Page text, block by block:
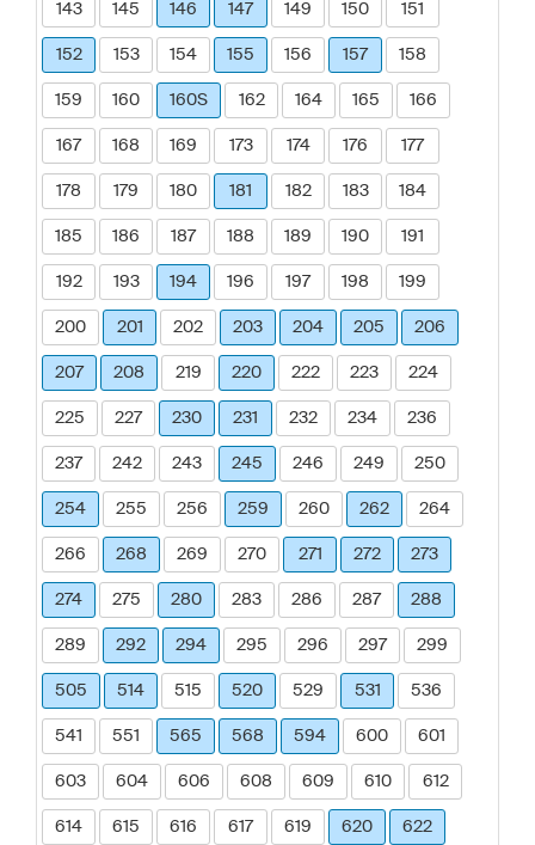
143 145 146 147 149 150 151
152 153 154 155 156 157 158
159 160 160S 162 164 165 166
167 168 169 173 174 176 177
178 179 180 181 182 183 184
185 186 187 188 189 190 191
192 193 194 196 197 198 199
200 201 202 203 204 205 206
207 208 219 220 222 223 224
225 227 230 231 232 234 236
237 242 243 245 246 249 250
254 255 256 259 260 262 264
266 268 269 270 271 272 273
274 275 280 283 286 287 288
289 292 294 295 296 297 299
505 514 515 520 529 531 536
541 551 565 568 594 600 601
603 604 606 608 609 610 612
614 615 616 617 619 620 622